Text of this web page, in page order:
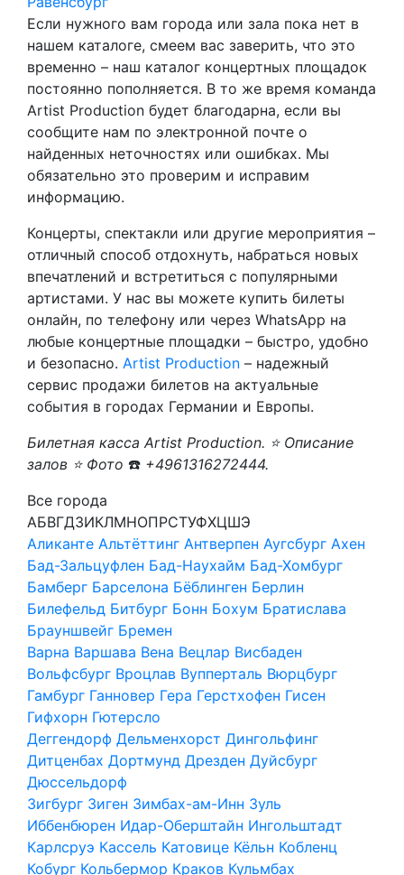
Если нужного вам города или зала пока нет в
нашем каталоге, смеем вас заверить, что это
временно – наш каталог концертных площадок
постоянно пополняется. В то же время команда
Artist Production будет благодарна, если вы
сообщите нам по электронной почте о
найденных неточностях или ошибках. Мы
обязательно это проверим и исправим
информацию.
Концерты, спектакли или другие мероприятия –
отличный способ отдохнуть, набраться новых
впечатлений и встретиться с популярными
артистами. У нас вы можете купить билеты
онлайн, по телефону или через WhatsApp на
любые концертные площадки – быстро, удобно
и безопасно. Artist Production – надежный
сервис продажи билетов на актуальные
события в городах Германии и Европы.
Билетная касса Artist Production. ⭐ Описание
залов ⭐ Фото ☎️ +4961316272444.
Все города
АБВГДЗИКЛМНОПРСТУФХЦШЭ
Аликанте Альтёттинг Антверпен Аугсбург Ахен
Бад-Зальцуфлен Бад-Наухайм Бад-Хомбург
Бамберг Барселона Бёблинген Берлин
Билефельд Битбург Бонн Бохум Братислава
Брауншвейг Бремен
Варна Варшава Вена Вецлар Висбаден
Вольфсбург Вроцлав Вупперталь Вюрцбург
Гамбург Ганновер Гера Герстхофен Гисен
Гифхорн Гютерсло
Деггендорф Дельменхорст Дингольфинг
Дитценбах Дортмунд Дрезден Дуйсбург
Дюссельдорф
Зигбург Зиген Зимбах-ам-Инн Зуль
Иббенбюрен Идар-Оберштайн Ингольштадт
Карлсруэ Кассель Катовице Кёльн Кобленц
Кобург Кольбермор Краков Кульмбах